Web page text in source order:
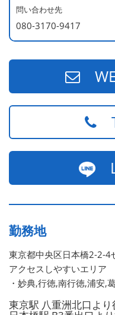
問い合わせ先
080-3170-9417
勤務地
東京都中央区日本橋2-2-4
アクセスしやすいエリア
・妙典,行徳,南行徳,浦安,
東京駅 八重洲北口より